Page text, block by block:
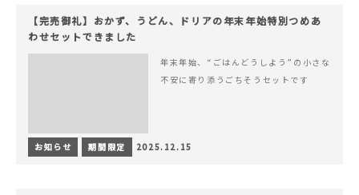
【完売御礼】おかず、うどん、ドリアの年末年始特別つめあ
わせセットできました
年末年始、“ごはんどうしよう”の小さな
不安に寄り添うごちそうセットです
お知らせ 期間限定 2025.12.15